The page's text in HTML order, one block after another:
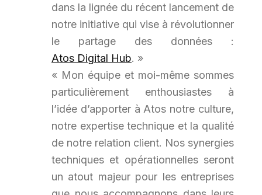
dans la lignée du récent lancement de
notre initiative qui vise à révolutionner
le partage des données :
Atos Digital Hub. »
« Mon équipe et moi-même sommes
particulièrement enthousiastes à
l’idée d’apporter à Atos notre culture,
notre expertise technique et la qualité
de notre relation client. Nos synergies
techniques et opérationnelles seront
un atout majeur pour les entreprises